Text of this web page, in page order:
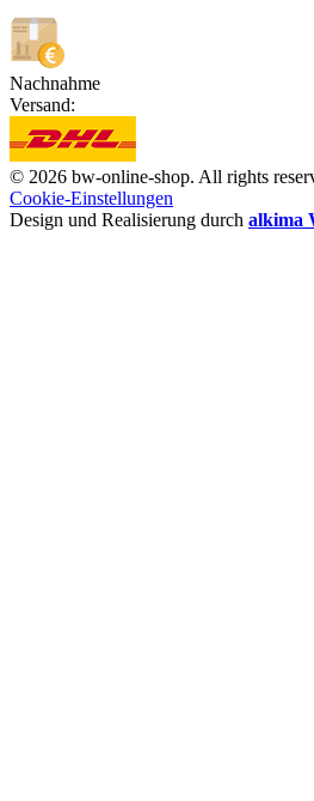
Nachnahme
Versand:
© 2026 bw-online-shop. All rights
Cookie-Einstellungen
Design und Realisierung durch alkima